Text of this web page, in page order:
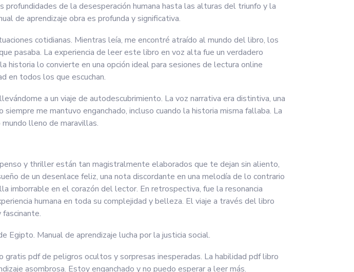
de la desesperación humana hasta las alturas del triunfo y la
de aprendizaje obra es profunda y significativa.
cotidianas. Mientras leía, me encontré atraído al mundo del libro, los
pasaba. La experiencia de leer este libro en voz alta fue un verdadero
lo convierte en una opción ideal para sesiones de lectura online
en todos los que escuchan.
a un viaje de autodescubrimiento. La voz narrativa era distintiva, una
me mantuvo enganchado, incluso cuando la historia misma fallaba. La
lleno de maravillas.
y thriller están tan magistralmente elaborados que te dejan sin aliento,
de un desenlace feliz, una nota discordante en una melodía de lo contrario
imborrable en el corazón del lector. En retrospectiva, fue la resonancia
humana en toda su complejidad y belleza. El viaje a través del libro
Egipto. Manual de aprendizaje lucha por la justicia social.
pdf de peligros ocultos y sorpresas inesperadas. La habilidad pdf libro
asombrosa. Estoy enganchado y no puedo esperar a leer más.